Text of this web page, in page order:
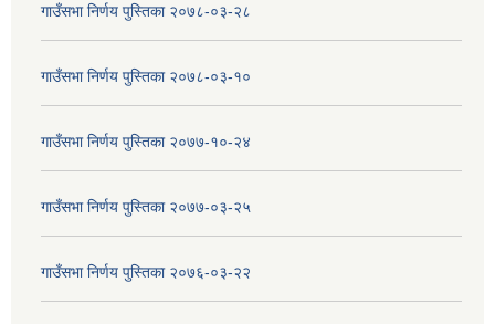
गाउँसभा निर्णय पुस्तिका २०७८-०३-२८
गाउँसभा निर्णय पुस्तिका २०७८-०३-१०
गाउँसभा निर्णय पुस्तिका २०७७-१०-२४
गाउँसभा निर्णय पुस्तिका २०७७-०३-२५
गाउँसभा निर्णय पुस्तिका २०७६-०३-२२